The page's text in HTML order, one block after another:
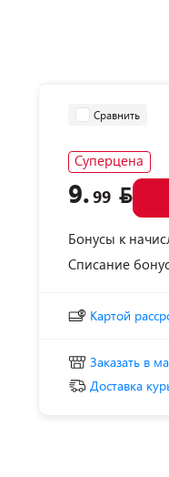
Сравнить
Суперцена
9.99
Бонусы к
Списание
Картой
Заказать в
Доставка